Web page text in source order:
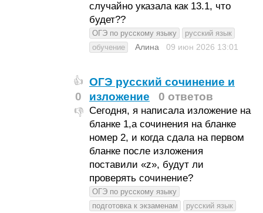
случайно указала как 13.1, что
будет??
ОГЭ по русскому языку
русский язык
обучение
Алина 09 июн 2026 13:01
👍
0
👎
ОГЭ русский сочинение и
изложение
0 ответов
Сегодня, я написала изложение на
бланке 1,а сочинения на бланке
номер 2, и когда сдала на первом
бланке после изложения
поставили «z», будут ли
проверять сочинение?
ОГЭ по русскому языку
подготовка к экзаменам
русский язык